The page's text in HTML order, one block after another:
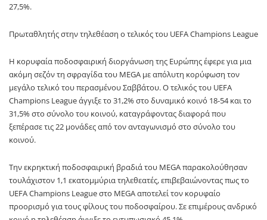
27,5%.
Πρωταθλητής στην τηλεθέαση ο τελικός του UEFA Champions League
Η κορυφαία ποδοσφαιρική διοργάνωση της Ευρώπης έφερε για μια
ακόμη σεζόν τη σφραγίδα του MEGA με απόλυτη κορύφωση τον
μεγάλο τελικό του περασμένου Σαββάτου. Ο τελικός του UEFA
Champions League άγγιξε το 31,2% στο δυναμικό κοινό 18-54 και το
31,5% στο σύνολο του κοινού, καταγράφοντας διαφορά που
ξεπέρασε τις 22 μονάδες από τον ανταγωνισμό στο σύνολο του
κοινού.
Την εκρηκτική ποδοσφαιρική βραδιά του MEGA παρακολούθησαν
τουλάχιστον 1,1 εκατομμύρια τηλεθεατές, επιβεβαιώνοντας πως το
UEFA Champions League στο MEGA αποτελεί τον κορυφαίο
προορισμό για τους φίλους του ποδοσφαίρου. Σε επιμέρους ανδρικό